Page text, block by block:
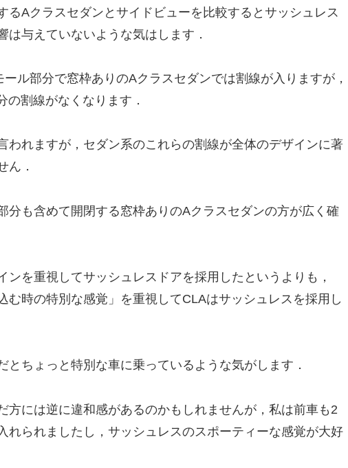
Aクラスセダンとサイドビューを比較するとサッシュレス
与えていないような気はします．
ル部分で窓枠ありのAクラスセダンでは割線が入りますが，
割線がなくなります．
れますが，セダン系のこれらの割線が全体のデザインに著
ん．
も含めて開閉する窓枠ありのAクラスセダンの方が広く確
を重視してサッシュレスドアを採用したというよりも，
む時の特別な感覚」を重視してCLAはサッシュレスを採用し
ちょっと特別な車に乗っているような気がします．
には逆に違和感があるのかもしれませんが，私は前車も2
れられましたし，サッシュレスのスポーティーな感覚が大好